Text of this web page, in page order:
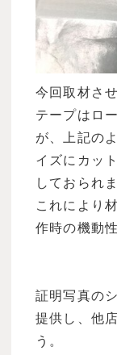
今回取材さ
テープはロ
が、上記の
イズにカッ
しておられ
これにより
作時の機動
証明写真の
提供し、他
う。